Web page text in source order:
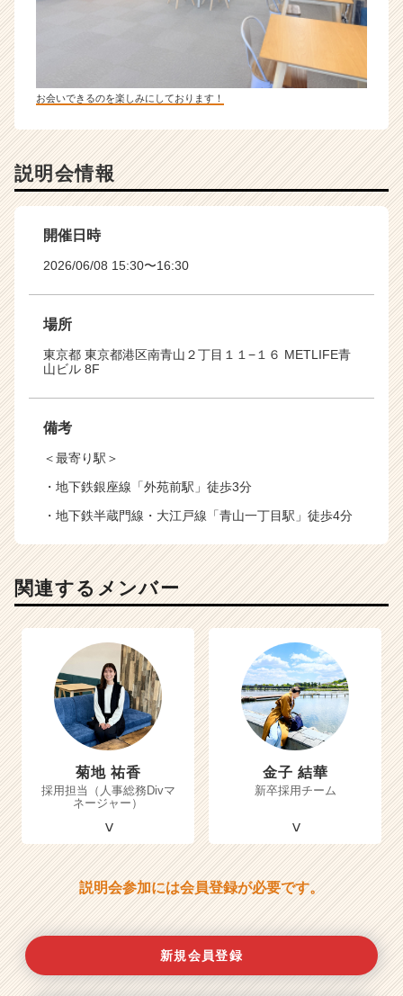
お会いできるのを楽しみにしております！
説明会情報
開催日時
2026/06/08 15:30〜16:30
場所
東京都 東京都港区南青山２丁目１１−１６ METLIFE青
山ビル 8F
備考
＜最寄り駅＞
・地下鉄銀座線「外苑前駅」徒歩3分
・地下鉄半蔵門線・大江戸線「青山一丁目駅」徒歩4分
関連するメンバー
菊地 祐香
採用担当（人事総務Divマ
ネージャー）
金子 結華
新卒採用チーム
説明会参加には会員登録が必要です。
新規会員登録